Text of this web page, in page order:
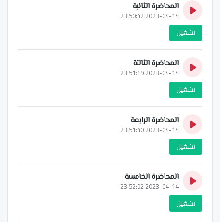
المحاضرة الثانية
2023-04-14 23:50:42
تشغيل
المحاضرة الثالثة
2023-04-14 23:51:19
تشغيل
المحاضرة الرابعة
2023-04-14 23:51:40
تشغيل
المحاضرة الخامسة
2023-04-14 23:52:02
تشغيل